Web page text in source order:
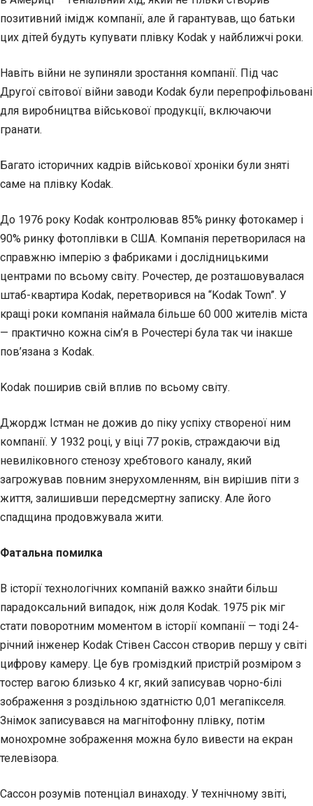
позитивний імідж компанії, але й гарантував, що батьки
цих дітей будуть купувати плівку Kodak у найближчі роки.
Навіть війни не зупиняли зростання компанії. Під час
Другої світової війни заводи Kodak були перепрофільовані
для виробництва військової продукції, включаючи
гранати.
Багато історичних кадрів військової хроніки були зняті
саме на плівку Kodak.
До 1976 року Kodak контролював 85% ринку фотокамер і
90% ринку фотоплівки в США. Компанія перетворилася на
справжню імперію з фабриками і дослідницькими
центрами по всьому світу. Рочестер, де розташовувалася
штаб-квартира Kodak, перетворився на “Kodak Town”. У
кращі роки компанія наймала більше 60 000 жителів міста
— практично кожна сім’я в Рочестері була так чи інакше
пов’язана з Kodak.
Kodak поширив свій вплив по всьому світу.
Джордж Істман не дожив до піку успіху створеної ним
компанії. У 1932 році, у віці 77 років, страждаючи від
невиліковного стенозу хребтового каналу, який
загрожував повним знерухомленням, він вирішив піти з
життя, залишивши передсмертну записку. Але його
спадщина продовжувала жити.
Фатальна помилка
В історії технологічних компаній важко знайти більш
парадоксальний випадок, ніж доля Kodak. 1975 рік міг
стати поворотним моментом в історії компанії — тоді 24-
річний інженер Kodak Стівен Сассон створив першу у світі
цифрову камеру. Це був громіздкий пристрій розміром з
тостер вагою близько 4 кг, який записував чорно-білі
зображення з роздільною здатністю 0,01 мегапікселя.
Знімок записувався на магнітофонну плівку, потім
монохромне зображення можна було вивести на екран
телевізора.
Сассон розумів потенціал винаходу. У технічному звіті,